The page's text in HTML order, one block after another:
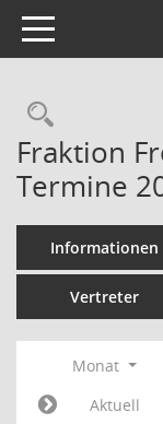
Toggle navigation
Fraktion
Termine
Informationen
Vertreter
Monat
Aktuell